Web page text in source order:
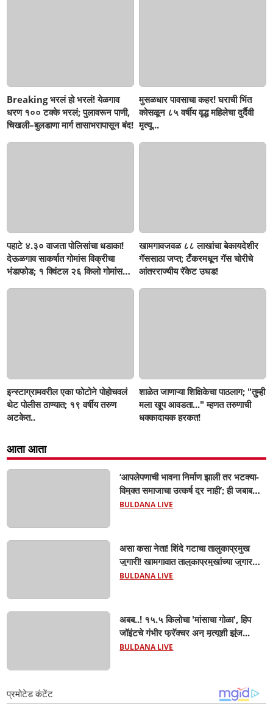
Breaking भरलं हो भरलं! येळगाव
धरण १०० टक्के भरलं; पुलावरून पाणी,
चिखली–बुलडाणा मार्ग तासाभरापासून बंद!
मुसळधार पावसाचा कहर! घराची भिंत
कोसळून ८५ वर्षीय वृद्ध महिलेचा दुर्दैवी
मृत्यू...
पहाटे ४.३० वाजता पोलिसांचा धडाका!
देऊळगाव साकर्षात गोमांस विक्रीचा
भंडाफोड; १ क्विंटल २६ किलो गोमांस
खामगावजवळ ८८ लाखांचा बेकायदेशीर
गॅससाठा जप्त; टँकरमधून गॅस चोरीचे
आंतरराज्यीय रॅकेट उघड!
इन्स्टाग्रामवरील एका फोटोने पोहोचवलं
थेट पोलीस ठाण्यात; १९ वर्षीय तरुण
अटकेत..
शाळेत जाणाऱ्या शिक्षिकेचा पाठलाग; "तुम्ही
मला खूप आवडता..." म्हणत तरुणाची
धक्कादायक हरकत!
आता आता
‘आपलेपणाची भावना निर्माण झाली तर भटक्या-
विमुक्त समाजाचा उत्कर्ष दूर नाही’; ही जबाबदारी
केवळ सरकारची नाही,आपल्या सर्वांची !
BULDANA LIVE
असा कसा नेता! शिंदे गटाचा तालुकाप्रमुख
जुगारी! खामगावात तालुकाप्रमुखांच्या जुगार
अड्ड्यावर डीवायएसपी पथकाची धाड.. अंधारात
BULDANA LIVE
अबब..! १५.५ किलोचा 'मांसाचा गोळा', हिप
जॉइंटचे गंभीर फ्रॅक्चर अन् मृत्यूशी झुंज...
BULDANA LIVE